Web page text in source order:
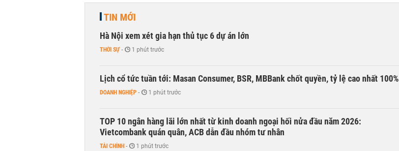
TIN MỚI
Hà Nội xem xét gia hạn thủ tục 6 dự án lớn
THỜI SỰ - 1 phút trước
Lịch cổ tức tuần tới: Masan Consumer, BSR, MBBank chốt quyền, tỷ lệ cao nhất 100%
DOANH NGHIỆP - 1 phút trước
TOP 10 ngân hàng lãi lớn nhất từ kinh doanh ngoại hối nửa đầu năm 2026:
Vietcombank quán quân, ACB dẫn đầu nhóm tư nhân
TÀI CHÍNH - 1 phút trước